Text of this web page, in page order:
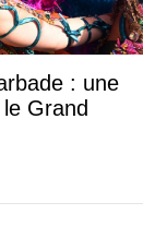
: une
Grand